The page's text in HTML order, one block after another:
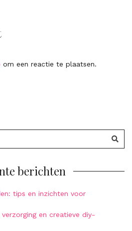
om een reactie te plaatsen.
berichten
tips en inzichten voor
en creatieve diy-